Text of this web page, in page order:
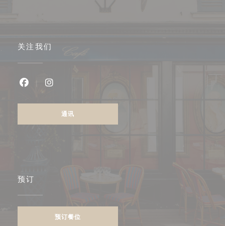
关注我们
通讯
预订
预订餐位